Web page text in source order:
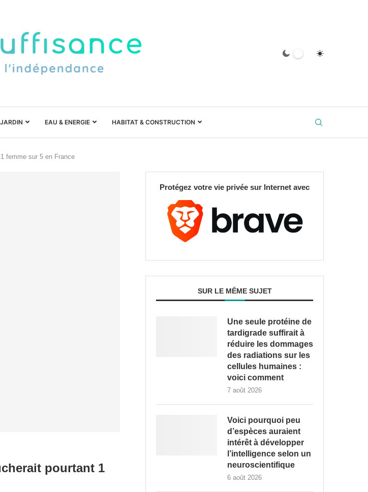
EAU & ENERGIE HABITAT & CONSTRUCTION
femme sur 5 en France
pourtant 1
Protégez votre vie privée sur Internet avec
SUR LE MÊME SUJET
Une seule protéine de
tardigrade suffirait à
réduire les dommages
des radiations sur les
cellules humaines :
voici comment
7 août 2026
Voici pourquoi peu
d’espèces auraient
intérêt à développer
l’intelligence selon un
neuroscientifique
6 août 2026